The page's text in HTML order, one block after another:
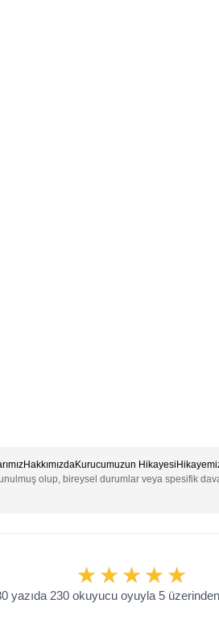
HakkımızdaKurucumuzun Hikayesi
olup, bireysel durumlar veya spesifik
yazıda 230 okuyucu oyuyla 5